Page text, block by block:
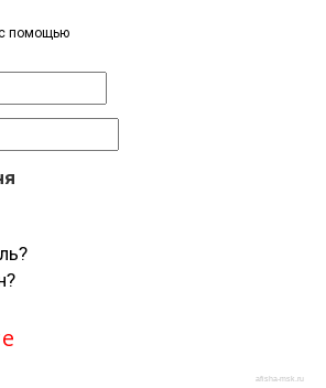
с помощью
afisha-msk.ru